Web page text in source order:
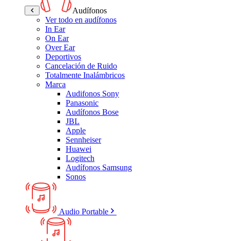
Audífonos
Ver todo en audífonos
In Ear
On Ear
Over Ear
Deportivos
Cancelación de Ruido
Totalmente Inalámbricos
Marca
Audifonos Sony
Panasonic
Audífonos Bose
JBL
Apple
Sennheiser
Huawei
Logitech
Audífonos Samsung
Sonos
Audio Portable